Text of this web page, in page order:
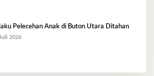
Pelecehan Anak di Buton Utara Ditahan
2026